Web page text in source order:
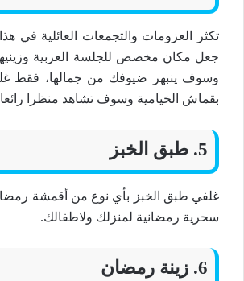
تكثر العزومات والتجمعات العائلية في
جعل مكان مخصص للجلسة العربية
وسوف ينبهر ضيوفك من جمالها، فقط
بقماش الخيامية وسوف تشاهد منظرا
5. طبق الخبز
غلفي طبق الخبز بأي نوع من أقمشة
سحرية رمضانية لمنزلك ولاطفالك.
6. زينة رمضان